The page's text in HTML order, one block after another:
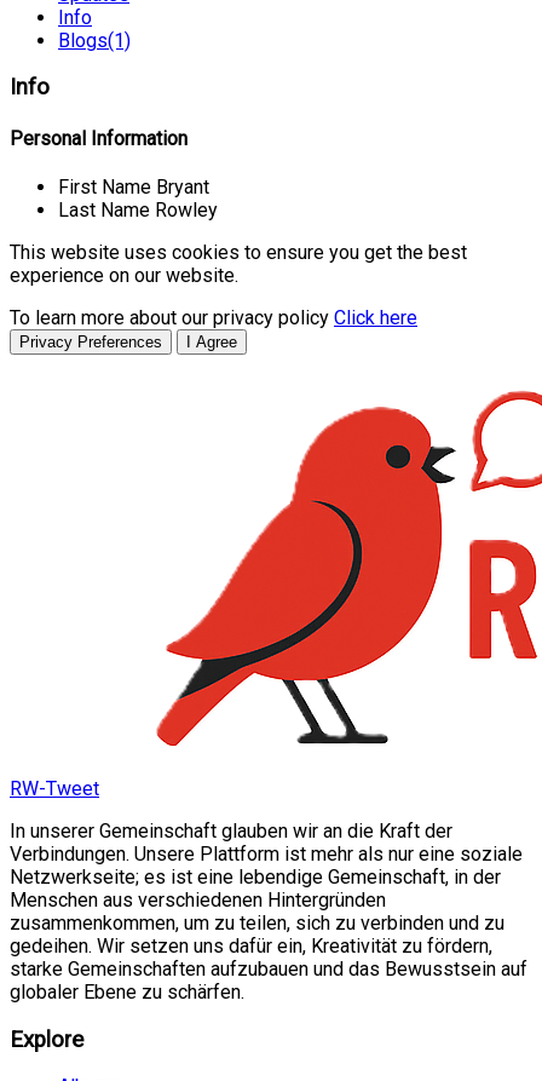
Info
Blogs(1)
Info
Personal Information
First Name Bryant
Last Name Rowley
This website uses cookies to ensure you get the best
experience on our website.
To learn more about our privacy policy Click here
Privacy Preferences I Agree
RW-Tweet
In unserer Gemeinschaft glauben wir an die Kraft der
Verbindungen. Unsere Plattform ist mehr als nur eine soziale
Netzwerkseite; es ist eine lebendige Gemeinschaft, in der
Menschen aus verschiedenen Hintergründen
zusammenkommen, um zu teilen, sich zu verbinden und zu
gedeihen. Wir setzen uns dafür ein, Kreativität zu fördern,
starke Gemeinschaften aufzubauen und das Bewusstsein auf
globaler Ebene zu schärfen.
Explore